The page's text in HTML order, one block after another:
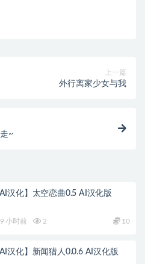
上一篇
外行离家少女与我
~
AI汉化】太空恋曲0.5 AI汉化版
9 小时前 2 10
AI汉化】新闻猎人0.0.6 AI汉化版